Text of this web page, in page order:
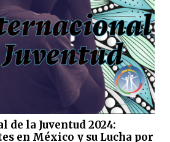
la Juventud 2024:
en México y su Lucha por